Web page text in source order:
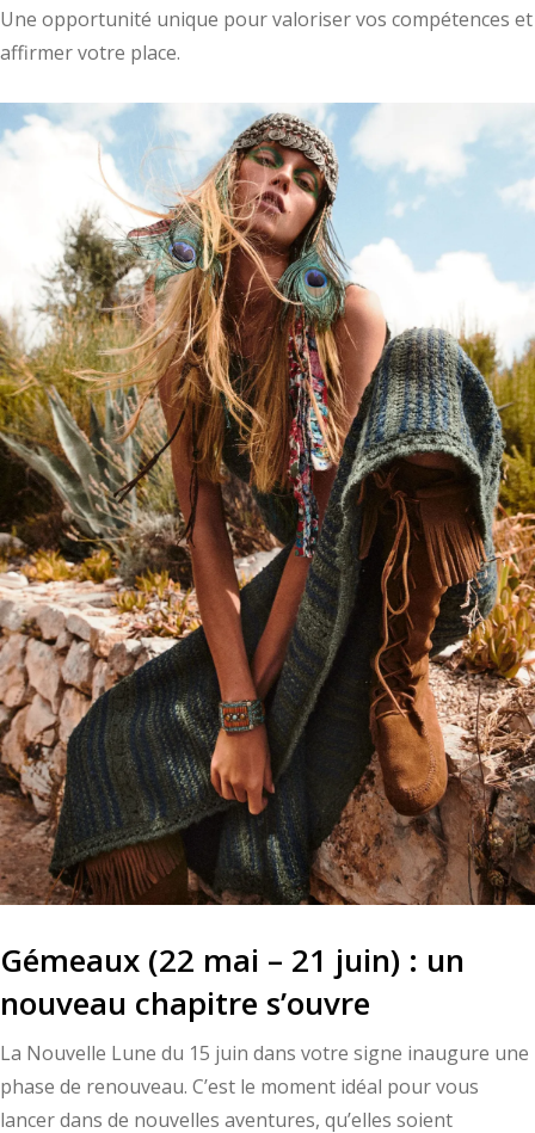
Une opportunité unique pour valoriser vos compétences et
affirmer votre place.
Gémeaux (22 mai – 21 juin) : un
nouveau chapitre s’ouvre
La Nouvelle Lune du 15 juin dans votre signe inaugure une
phase de renouveau. C’est le moment idéal pour vous
lancer dans de nouvelles aventures, qu’elles soient